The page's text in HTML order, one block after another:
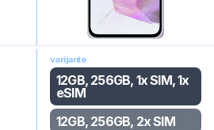
varijante
12GB, 256GB, 1x SIM, 1x
eSIM
12GB, 256GB, 2x SIM